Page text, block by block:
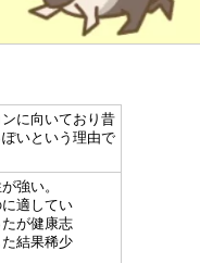
に向いており昔
いという理由で
強い。
適してい
が健康志
結果稀少